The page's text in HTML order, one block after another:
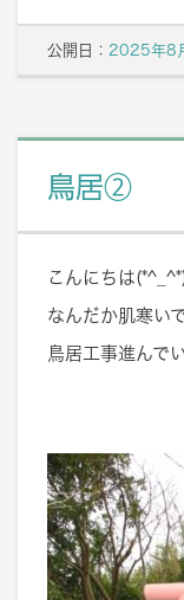
公開日： 2025年8
鳥居②
こんにちは
なんだか肌寒い
鳥居工事進んで